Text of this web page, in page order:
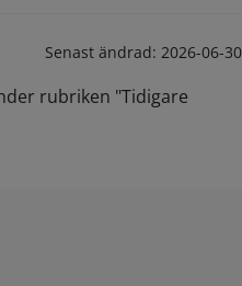
Senast ändrad: 2026-06-30
rubriken "Tidigare